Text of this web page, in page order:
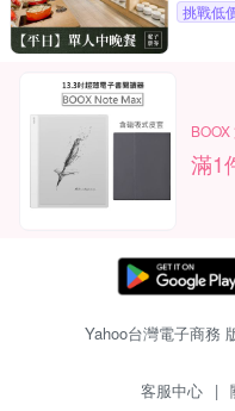
挑戰低
滿1
Yahoo台灣電子商務
客服中心 |